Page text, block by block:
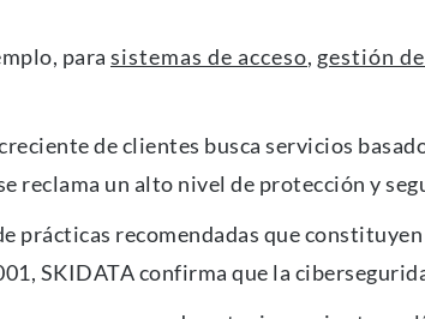
para sistemas de acceso, gestión
de clientes busca servicios
reclama un alto nivel de protección y
prácticas recomendadas que
SKIDATA confirma que la